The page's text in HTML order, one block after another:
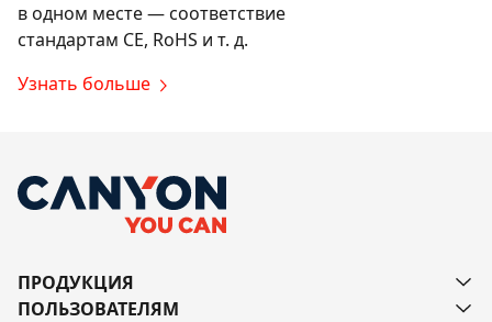
в одном месте — соответствие
стандартам CE, RoHS и т. д.
Узнать больше
ПРОДУКЦИЯ
ПОЛЬЗОВАТЕЛЯМ